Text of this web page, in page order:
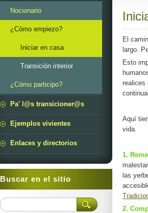
El
largo.
Esto
realices
Aquí
vida.
1.
las
2.
Nocionario
¿Cómo empiezo?
Iniciar en casa
Transición interior
¿Cómo participo?
Pa' l@s transicioner@s
Ejemplos vivientes
Enlaces y directorios
Buscar en el sitio